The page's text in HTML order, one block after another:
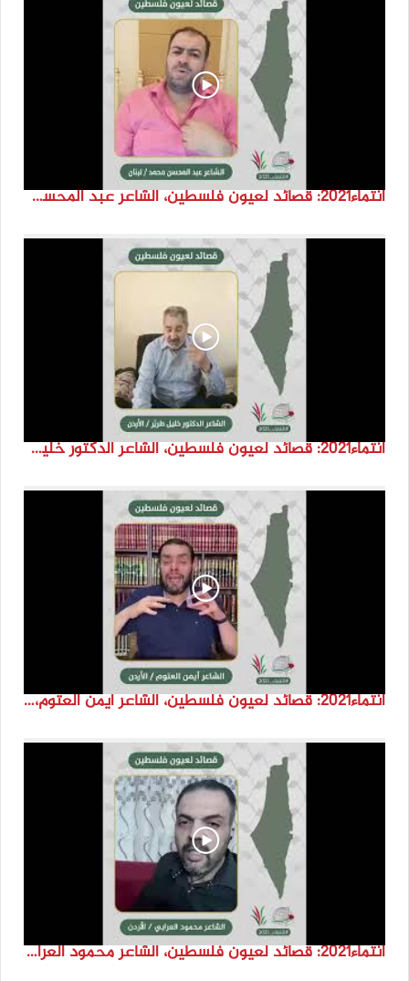
انتماء2021: قصائد لعيون فلسطين، الشاعر عبد المحسن محمد، لبنان
انتماء2021: قصائد لعيون فلسطين، الشاعر الدكتور خليل طريّر،الاردن
انتماء2021: قصائد لعيون فلسطين، الشاعر ايمن العتوم، الاردن
انتماء2021: قصائد لعيون فلسطين، الشاعر محمود العرابي، الاردن